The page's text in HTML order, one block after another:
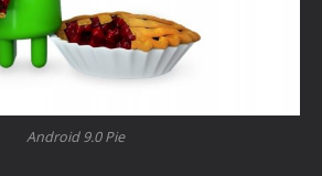
Android 9.0 Pie